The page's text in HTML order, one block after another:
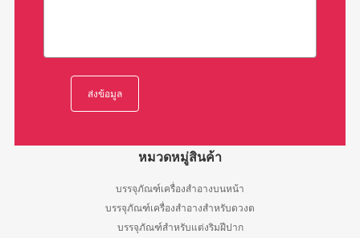
หมวดหมู่สินค้า
บรรจุภัณฑ์เครื่องสำอางบนหน้า
บรรจุภัณฑ์เครื่องสำอางสำหรับดวงต
บรรจุภัณฑ์สำหรับแต่งริมฝีปาก